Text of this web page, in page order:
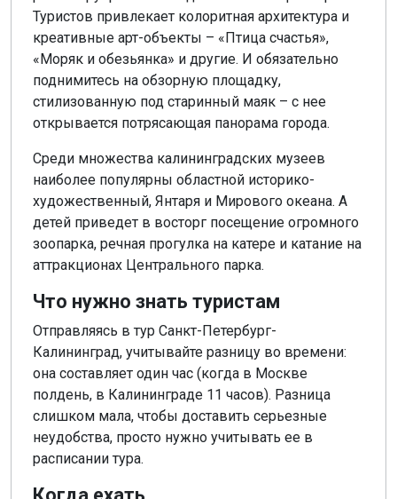
Туристов привлекает колоритная архитектура и
креативные арт-объекты – «Птица счастья»,
«Моряк и обезьянка» и другие. И обязательно
поднимитесь на обзорную площадку,
стилизованную под старинный маяк – с нее
открывается потрясающая панорама города.
Среди множества калининградских музеев
наиболее популярны областной историко-
художественный, Янтаря и Мирового океана. А
детей приведет в восторг посещение огромного
зоопарка, речная прогулка на катере и катание на
аттракционах Центрального парка.
Что нужно знать туристам
Отправляясь в тур Санкт-Петербург-
Калининград, учитывайте разницу во времени:
она составляет один час (когда в Москве
полдень, в Калининграде 11 часов). Разница
слишком мала, чтобы доставить серьезные
неудобства, просто нужно учитывать ее в
расписании тура.